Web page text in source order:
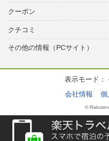
クーポン
クチコミ
その他の情報（PCサイト）
表示モード：
会社情報
個
©